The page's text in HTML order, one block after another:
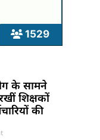
1529
के सामने
शिक्षकों
की